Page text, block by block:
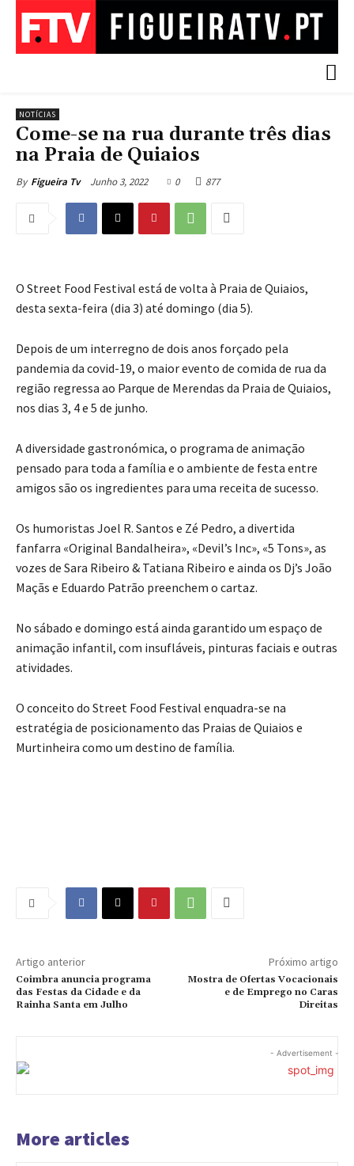
NOTÍCIAS
Come-se na rua durante três dias
na Praia de Quiaios
By Figueira Tv Junho 3, 2022 0 877
O Street Food Festival está de volta à Praia de Quiaios,
desta sexta-feira (dia 3) até domingo (dia 5).
Depois de um interregno de dois anos forçado pela
pandemia da covid-19, o maior evento de comida de rua da
região regressa ao Parque de Merendas da Praia de Quiaios,
nos dias 3, 4 e 5 de junho.
A diversidade gastronómica, o programa de animação
pensado para toda a família e o ambiente de festa entre
amigos são os ingredientes para uma receita de sucesso.
Os humoristas Joel R. Santos e Zé Pedro, a divertida
fanfarra «Original Bandalheira», «Devil’s Inc», «5 Tons», as
vozes de Sara Ribeiro & Tatiana Ribeiro e ainda os Dj’s João
Maçãs e Eduardo Patrão preenchem o cartaz.
No sábado e domingo está ainda garantido um espaço de
animação infantil, com insufláveis, pinturas faciais e outras
atividades.
O conceito do Street Food Festival enquadra-se na
estratégia de posicionamento das Praias de Quiaios e
Murtinheira como um destino de família.
Artigo anterior
Coimbra anuncia programa
das Festas da Cidade e da
Rainha Santa em Julho
Próximo artigo
Mostra de Ofertas Vocacionais
e de Emprego no Caras
Direitas
- Advertisement -
More articles